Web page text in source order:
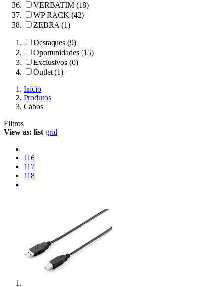
VERBATIM (18)
WP RACK (42)
ZEBRA (1)
Destaques (9)
Oportunidades (15)
Exclusivos (0)
Outlet (1)
Início
Produtos
Cabos
Filtros
View as: list grid
116
117
118